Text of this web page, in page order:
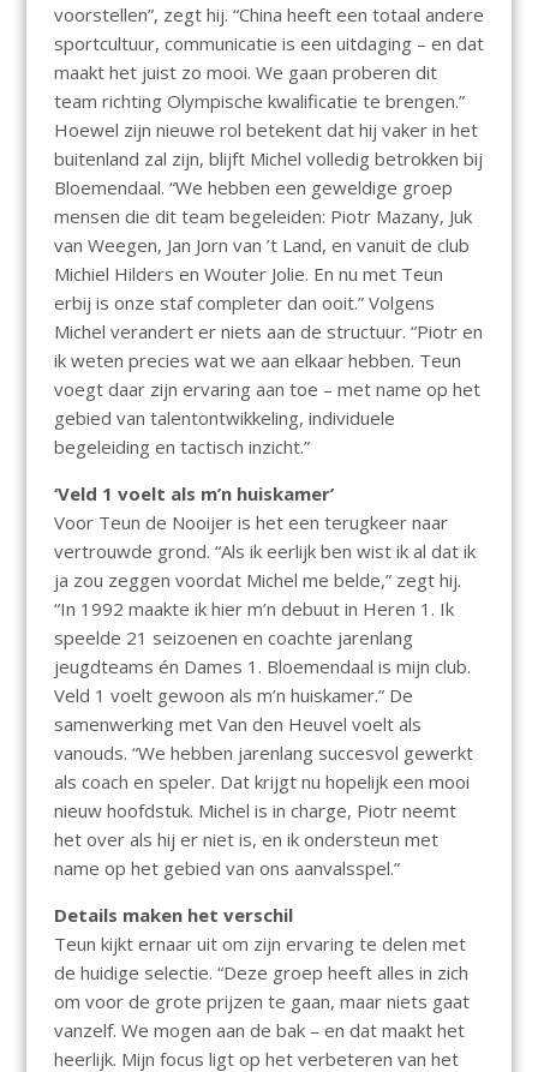
voorstellen”, zegt hij. “China heeft een totaal andere
sportcultuur, communicatie is een uitdaging – en dat
maakt het juist zo mooi. We gaan proberen dit
team richting Olympische kwalificatie te brengen.”
Hoewel zijn nieuwe rol betekent dat hij vaker in het
buitenland zal zijn, blijft Michel volledig betrokken bij
Bloemendaal. “We hebben een geweldige groep
mensen die dit team begeleiden: Piotr Mazany, Juk
van Weegen, Jan Jorn van ’t Land, en vanuit de club
Michiel Hilders en Wouter Jolie. En nu met Teun
erbij is onze staf completer dan ooit.” Volgens
Michel verandert er niets aan de structuur. “Piotr en
ik weten precies wat we aan elkaar hebben. Teun
voegt daar zijn ervaring aan toe – met name op het
gebied van talentontwikkeling, individuele
begeleiding en tactisch inzicht.”
‘Veld 1 voelt als m’n huiskamer’
Voor Teun de Nooijer is het een terugkeer naar
vertrouwde grond. “Als ik eerlijk ben wist ik al dat ik
ja zou zeggen voordat Michel me belde,” zegt hij.
“In 1992 maakte ik hier m’n debuut in Heren 1. Ik
speelde 21 seizoenen en coachte jarenlang
jeugdteams én Dames 1. Bloemendaal is mijn club.
Veld 1 voelt gewoon als m’n huiskamer.” De
samenwerking met Van den Heuvel voelt als
vanouds. “We hebben jarenlang succesvol gewerkt
als coach en speler. Dat krijgt nu hopelijk een mooi
nieuw hoofdstuk. Michel is in charge, Piotr neemt
het over als hij er niet is, en ik ondersteun met
name op het gebied van ons aanvalsspel.”
Details maken het verschil
Teun kijkt ernaar uit om zijn ervaring te delen met
de huidige selectie. “Deze groep heeft alles in zich
om voor de grote prijzen te gaan, maar niets gaat
vanzelf. We mogen aan de bak – en dat maakt het
heerlijk. Mijn focus ligt op het verbeteren van het